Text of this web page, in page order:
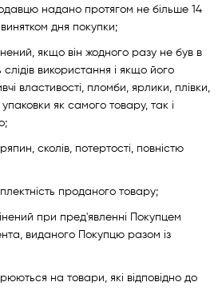
надано протягом не більше 14
дня покупки;
якщо він жодного разу не був в
слідів використання і якщо його
властивості, пломби, ярлики, плівки,
як самого товару, так і
сколів, потертості, повністю
проданого товару;
при пред'явленні Покупцем
виданого Покупцю разом із
на товари, які відповідно до